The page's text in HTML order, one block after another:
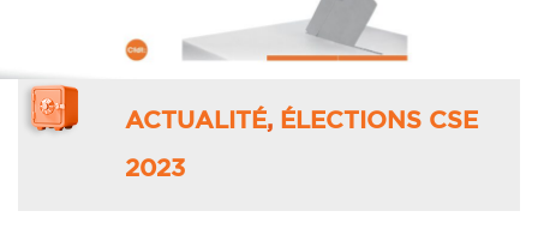
ACTUALITÉ, ÉLECTIONS CSE
2023